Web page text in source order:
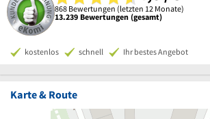
868 Bewertungen (letzten 12 Monate)
13.239 Bewertungen (gesamt)
kostenlos schnell Ihr bestes Angebot
Karte & Route